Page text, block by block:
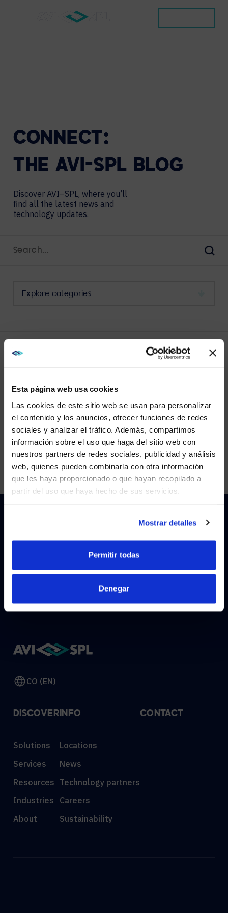
Esta página web usa cookies
Las cookies de este sitio web se usan para personalizar
el contenido y los anuncios, ofrecer funciones de redes
sociales y analizar el tráfico. Además, compartimos
información sobre el uso que haga del sitio web con
nuestros partners de redes sociales, publicidad y análisis
web, quienes pueden combinarla con otra información
que les haya proporcionado o que hayan recopilado a
partir del uso que haya hecho de sus servicios.
Mostrar detalles
Permitir todas
Denegar
CONNECT:
THE AVI-SPL BLOG
Discover AVI–SPL, where you’ll
find all the latest news and
technology updates.
to
view
VIEW MORE
HOW CAN WE HELP?
CO (EN)
DISCOVER
Solutions
Services
Resources
Industries
About
INFO
Locations
News
Technology partners
Careers
Sustainability
CONTACT
WE NOTICED YOU'RE IN USA.
instead?
YES, TAKE ME THERE
NO, STAY ON THIS SITE